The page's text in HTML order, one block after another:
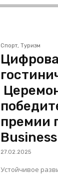
Спорт, Туризм
премии
27.02.2025
Устойчивое